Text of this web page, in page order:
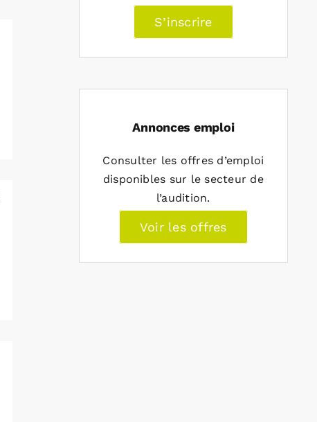
S’inscrire
Annonces emploi
Consulter les offres d’emploi
disponibles sur le secteur de
l’audition.
Voir les offres